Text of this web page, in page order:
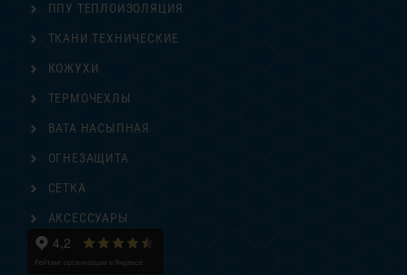
ППУ ТЕПЛОИЗОЛЯЦИЯ
ТКАНИ ТЕХНИЧЕСКИЕ
КОЖУХИ
ТЕРМОЧЕХЛЫ
ВАТА НАСЫПНАЯ
ОГНЕЗАЩИТА
СЕТКА
АКСЕССУАРЫ